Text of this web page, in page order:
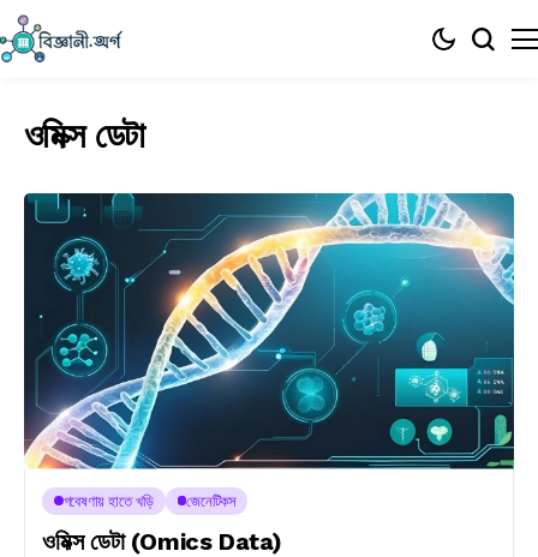
ওমিক্স ডেটা
গবেষণায় হাতে খড়ি জেনেটিকস
ওমিক্স ডেটা (Omics Data)